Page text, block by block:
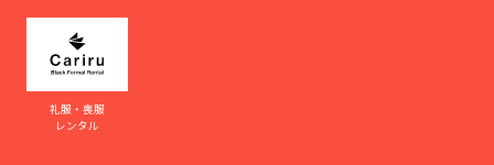
礼服・喪服
レンタル